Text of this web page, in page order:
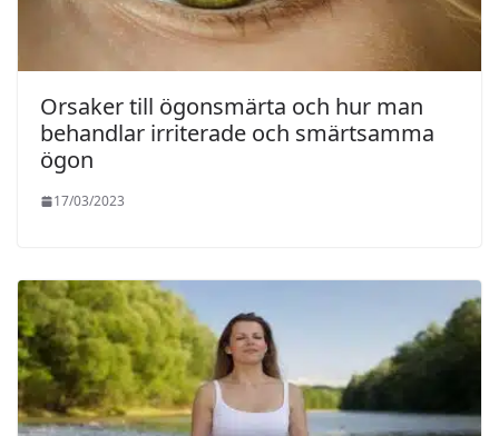
Orsaker till ögonsmärta och hur man
behandlar irriterade och smärtsamma
ögon
17/03/2023